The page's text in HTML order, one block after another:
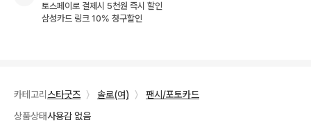
토스페이로 결제시 5천원 즉시 할인
삼성카드 링크 10% 청구할인
카테고리 스타굿즈 〉 솔로(여) 〉
팬시/포토카드
상품상태사용감 없음